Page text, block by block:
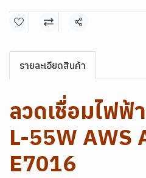
แชร์
รายละเอียดสินค้า
ลวดเชื่อมไฟฟ้
L-55W AWS
E7016